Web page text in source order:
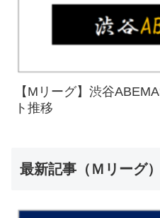
【Mリーグ】渋谷
ト推移
最新記事（Ｍリーグ）